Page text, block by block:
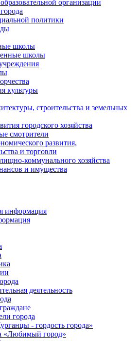
организации
политики
школы
школы
культуры
строительства и земельных
городского хозяйства
смотрители
развития,
и торговли
коммунального хозяйства
и имущества
информация
деятельность
города
- гордость города»
«Любимый город»